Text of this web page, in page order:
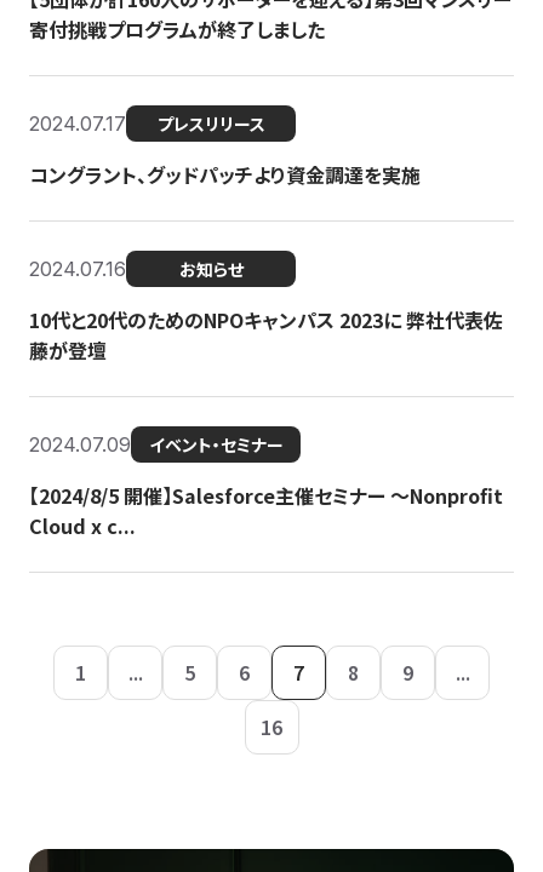
寄付挑戦プログラムが終了しました
2024.07.17 プレスリリース
コングラント、グッドパッチより資金調達を実施
2024.07.16 お知らせ
10代と20代のためのNPOキャンパス 2023に 弊社代表佐
藤が登壇
2024.07.09 イベント・セミナー
【2024/8/5 開催】Salesforce主催セミナー 〜Nonprofit
Cloud x c...
1 ... 5 6 7 8 9
...
16